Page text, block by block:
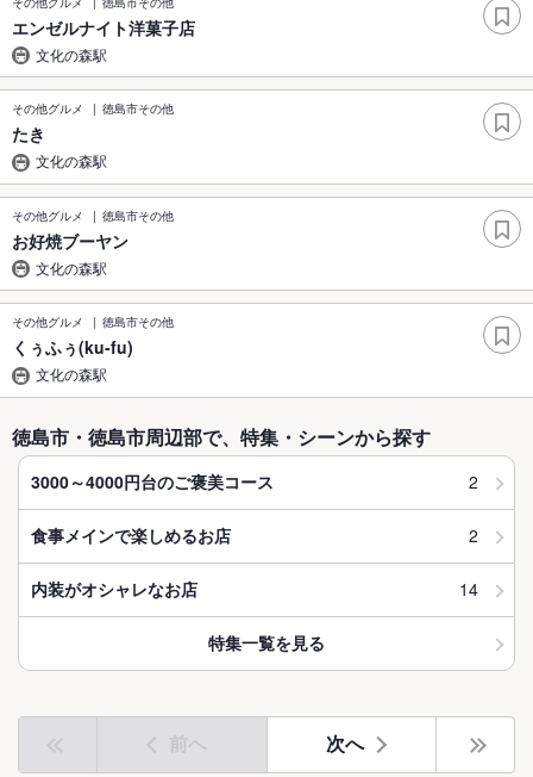
エンゼルナイト洋菓子店
文化の森駅
その他グルメ 徳島市その他
たき
文化の森駅
その他グルメ 徳島市その他
お好焼ブーヤン
文化の森駅
その他グルメ 徳島市その他
くぅふぅ(ku-fu)
文化の森駅
徳島市・徳島市周辺部で、特集・シーンから探す
3000～4000円台のご褒美コース 2
食事メインで楽しめるお店 2
内装がオシャレなお店 14
特集一覧を見る
前へ 次へ